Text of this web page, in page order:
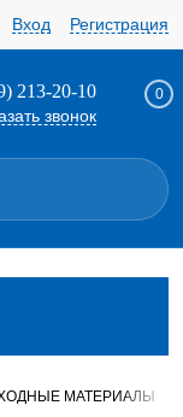
Вход Регистрация
213-20-10
звонок
0
МАТЕРИАЛЫ